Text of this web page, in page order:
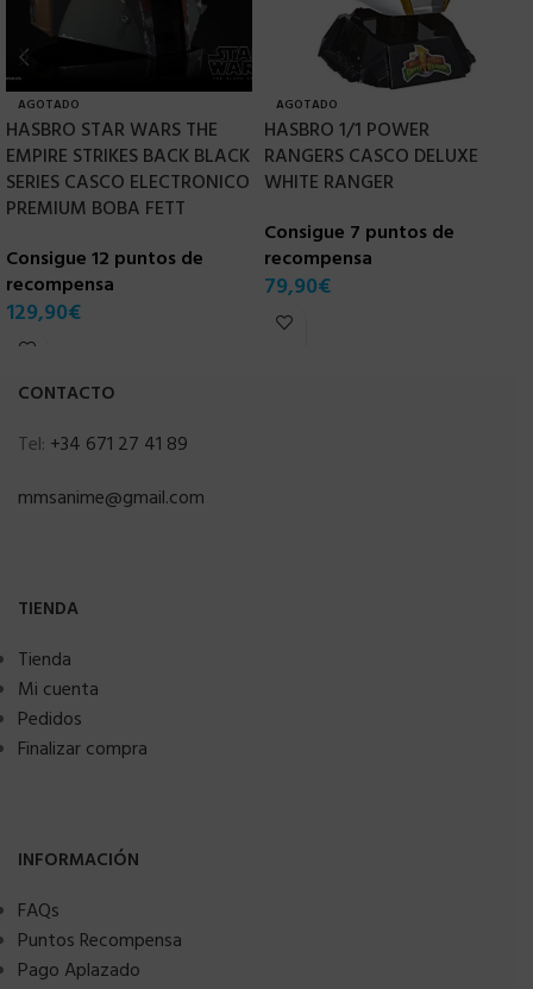
AGOTADO
HASBRO STAR WARS THE
EMPIRE STRIKES BACK BLACK
SERIES CASCO ELECTRONICO
PREMIUM BOBA FETT
Consigue 12 puntos de
recompensa
129,90€
AGOTADO
HASBRO 1/1 POWER
RANGERS CASCO DELUXE
WHITE RANGER
Consigue 7 puntos de
recompensa
79,90€
CONTACTO
Tel: +34 671 27 41 89
mmsanime@gmail.com
TIENDA
Tienda
Mi cuenta
Pedidos
Finalizar compra
INFORMACIÓN
FAQs
Puntos Recompensa
Pago Aplazado